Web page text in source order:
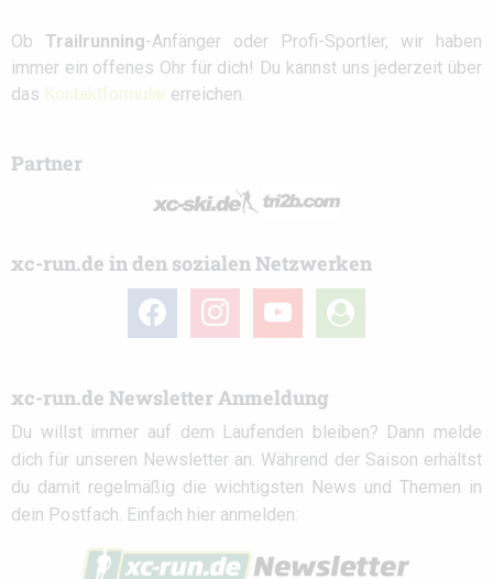
Ob Trailrunning-Anfänger oder Profi-Sportler, wir haben
immer ein offenes Ohr für dich! Du kannst uns jederzeit über
das Kontaktformular erreichen.
Partner
xc-run.de in den sozialen Netzwerken
facebook instagramyoutube
user-
circle
xc-run.de Newsletter Anmeldung
Du willst immer auf dem Laufenden bleiben? Dann melde
dich für unseren Newsletter an. Während der Saison erhältst
du damit regelmäßig die wichtigsten News und Themen in
dein Postfach. Einfach hier anmelden: